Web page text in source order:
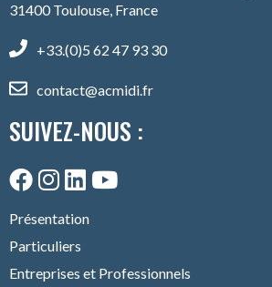
31400 Toulouse, France
+33.(0)5 62 47 93 30
contact@acmidi.fr
SUIVEZ-NOUS :
Présentation
Particuliers
Entreprises et Professionnels